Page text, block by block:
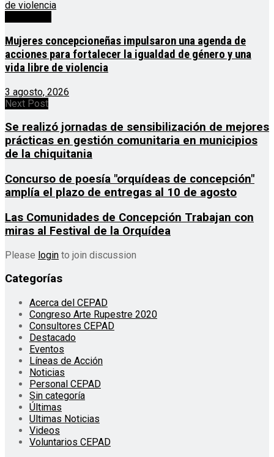
Mujeres concepcioneñas impulsaron una agenda de
acciones para fortalecer la igualdad de género y una
vida libre de violencia
3 agosto, 2026
Next Post
Se realizó jornadas de sensibilización de mejores
prácticas en gestión comunitaria en municipios
de la chiquitania
Concurso de poesía "orquídeas de concepción"
amplía el plazo de entregas al 10 de agosto
Las Comunidades de Concepción Trabajan con
miras al Festival de la Orquídea
Please login to join discussion
Categorías
Acerca del CEPAD
Congreso Arte Rupestre 2020
Consultores CEPAD
Destacado
Eventos
Líneas de Acción
Noticias
Personal CEPAD
Sin categoría
Últimas
Ultimas Noticias
Videos
Voluntarios CEPAD